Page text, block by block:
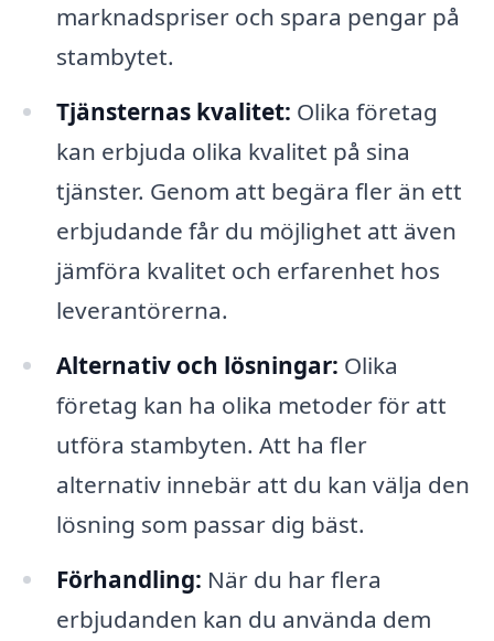
marknadspriser och spara pengar på
stambytet.
Tjänsternas kvalitet: Olika företag
kan erbjuda olika kvalitet på sina
tjänster. Genom att begära fler än ett
erbjudande får du möjlighet att även
jämföra kvalitet och erfarenhet hos
leverantörerna.
Alternativ och lösningar: Olika
företag kan ha olika metoder för att
utföra stambyten. Att ha fler
alternativ innebär att du kan välja den
lösning som passar dig bäst.
Förhandling: När du har flera
erbjudanden kan du använda dem